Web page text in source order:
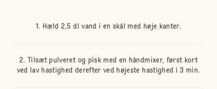
Hæld 2,5 dl vand i en skål med høje kanter.
Tilsæt pulveret og pisk med en håndmixer, først kort
ved lav hastighed derefter ved højeste hastighed i 3 min.